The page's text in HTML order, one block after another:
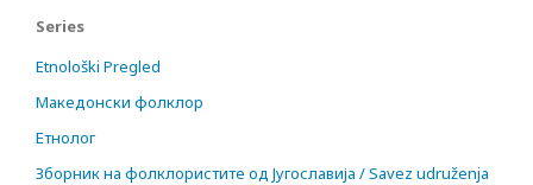
Series
Etnološki Pregled
Македонски фолклор
Етнолог
Зборник на фолклористите од Југославија / Savez udruženja